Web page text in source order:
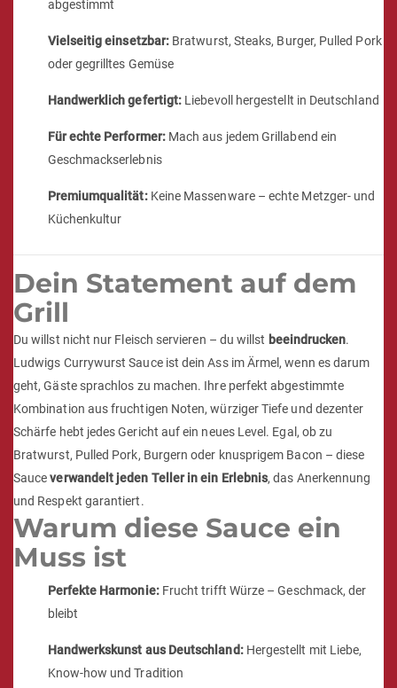
abgestimmt
Vielseitig einsetzbar: Bratwurst, Steaks, Burger, Pulled Pork
oder gegrilltes Gemüse
Handwerklich gefertigt: Liebevoll hergestellt in Deutschland
Für echte Performer:Mach aus jedem Grillabend ein
Geschmackserlebnis
Premiumqualität:Keine Massenware – echte Metzger- und
Küchenkultur
Dein Statement auf dem
Grill
Du willst nicht nur Fleisch servieren – du willst beeindrucken.
Ludwigs Currywurst Sauce ist dein Ass im Ärmel, wenn es darum
geht, Gäste sprachlos zu machen. Ihre perfekt abgestimmte
Kombination aus fruchtigen Noten, würziger Tiefe und dezenter
Schärfe hebt jedes Gericht auf ein neues Level. Egal, ob zu
Bratwurst, Pulled Pork, Burgern oder knusprigem Bacon – diese
Sauceverwandelt jeden Teller in ein Erlebnis, das Anerkennung
und Respekt garantiert.
Warum diese Sauce ein
Muss ist
Perfekte Harmonie:Frucht trifft Würze – Geschmack, der
bleibt
Handwerkskunst aus Deutschland:Hergestellt mit Liebe,
Know-how und Tradition